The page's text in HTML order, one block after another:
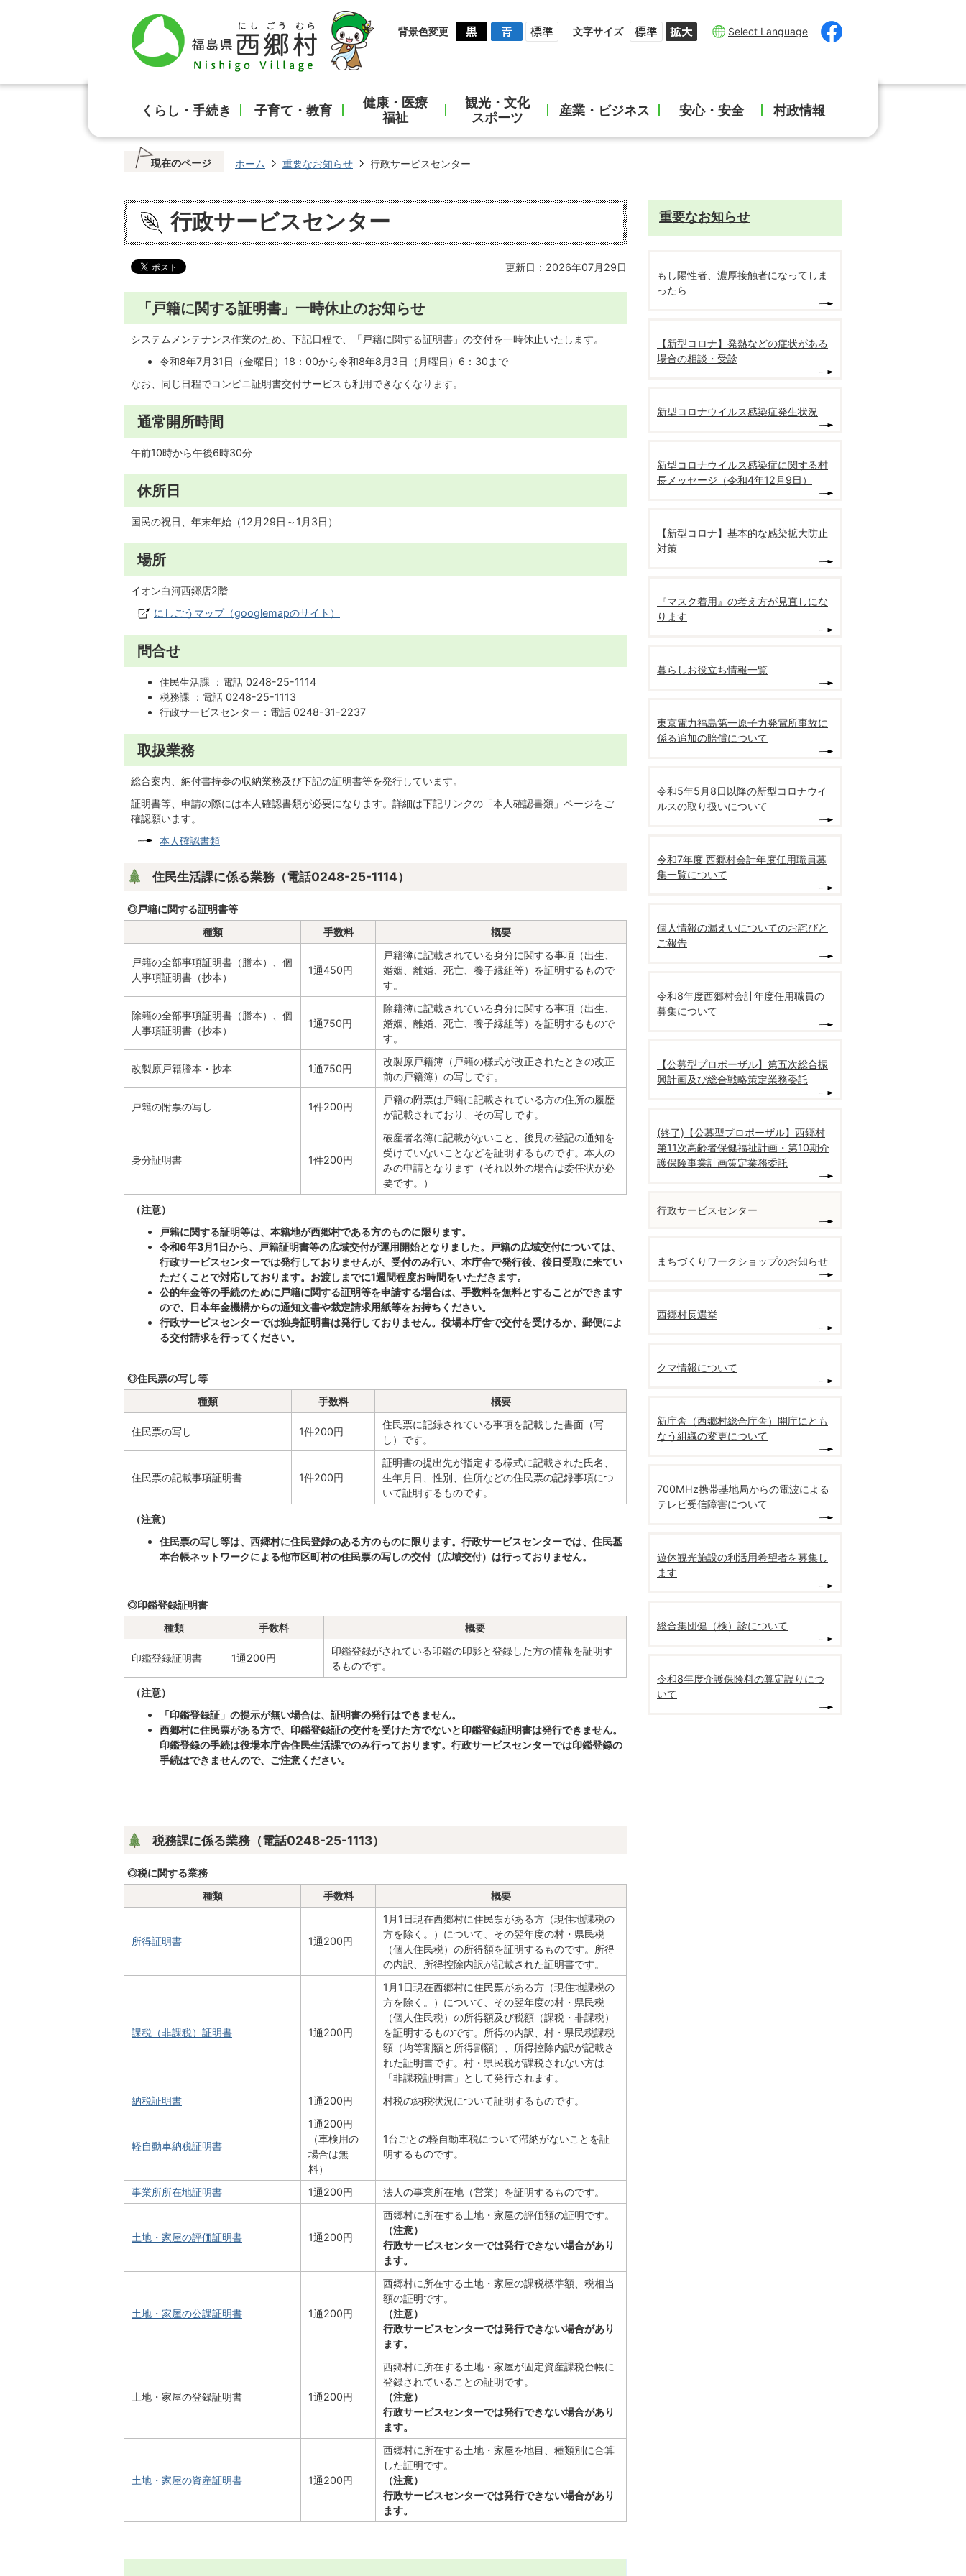
背景色変更 文字サイズ Select Language
くらし・手続き 子育て・教育
健康・医療
福祉
観光・文化
スポーツ
産業・ビジネス 安心・安全 村政情報
現在のページ ホーム 重要なお知らせ 行政サービスセンター
行政サービスセンター
更新日：2026年07月29日
「戸籍に関する証明書」一時休止のお知らせ
システムメンテナンス作業のため、下記日程で、「戸籍に関する証明書」の交付を一時休止いたします。
令和8年7月31日（金曜日）18：00から令和8年8月3日（月曜日）6：30まで
なお、同じ日程でコンビニ証明書交付サービスも利用できなくなります。
通常開所時間
午前10時から午後6時30分
休所日
国民の祝日、年末年始（12月29日～1月3日）
場所
イオン白河西郷店2階
にしごうマップ（googlemapのサイト）
問合せ
住民生活課 ：電話 0248-25-1114
税務課 ：電話 0248-25-1113
行政サービスセンター：電話 0248-31-2237
取扱業務
総合案内、納付書持参の収納業務及び下記の証明書等を発行しています。
証明書等、申請の際には本人確認書類が必要になります。詳細は下記リンクの「本人確認書類」ページをご
確認願います。
本人確認書類
住民生活課に係る業務（電話0248-25-1114）
◎戸籍に関する証明書等
種類
手数料 概要
戸籍の全部事項証明書（謄本）、個
人事項証明書（抄本）
1通450円
戸籍簿に記載されている身分に関する事項（出生、
婚姻、離婚、死亡、養子縁組等）を証明するもので
す。
除籍の全部事項証明書（謄本）、個
人事項証明書（抄本）
1通750円
除籍簿に記載されている身分に関する事項（出生、
婚姻、離婚、死亡、養子縁組等）を証明するもので
す。
改製原戸籍謄本・抄本 1通750円
改製原戸籍簿（戸籍の様式が改正されたときの改正
前の戸籍簿）の写しです。
戸籍の附票の写し 1件200円
戸籍の附票は戸籍に記載されている方の住所の履歴
が記載されており、その写しです。
身分証明書 1件200円
破産者名簿に記載がないこと、後見の登記の通知を
受けていないことなどを証明するものです。本人の
みの申請となります（それ以外の場合は委任状が必
要です。）
（注意）
戸籍に関する証明等は、本籍地が西郷村である方のものに限ります。
令和6年3月1日から、戸籍証明書等の広域交付が運用開始となりました。戸籍の広域交付については、
行政サービスセンターでは発行しておりませんが、受付のみ行い、本庁舎で発行後、後日受取に来てい
ただくことで対応しております。お渡しまでに1週間程度お時間をいただきます。
公的年金等の手続のために戸籍に関する証明等を申請する場合は、手数料を無料とすることができます
ので、日本年金機構からの通知文書や裁定請求用紙等をお持ちください。
行政サービスセンターでは独身証明書は発行しておりません。役場本庁舎で交付を受けるか、郵便によ
る交付請求を行ってください。
◎住民票の写し等
種類
手数料 概要
住民票の写し 1件200円
住民票に記録されている事項を記載した書面（写
し）です。
住民票の記載事項証明書 1件200円
証明書の提出先が指定する様式に記載された氏名、
生年月日、性別、住所などの住民票の記録事項につ
いて証明するものです。
（注意）
住民票の写し等は、西郷村に住民登録のある方のものに限ります。行政サービスセンターでは、住民基
本台帳ネットワークによる他市区町村の住民票の写しの交付（広域交付）は行っておりません。
◎印鑑登録証明書
種類
手数料 概要
印鑑登録証明書 1通200円
印鑑登録がされている印鑑の印影と登録した方の情報を証明す
るものです。
（注意）
「印鑑登録証」の提示が無い場合は、証明書の発行はできません。
西郷村に住民票がある方で、印鑑登録証の交付を受けた方でないと印鑑登録証明書は発行できません。
印鑑登録の手続は役場本庁舎住民生活課でのみ行っております。行政サービスセンターでは印鑑登録の
手続はできませんので、ご注意ください。
税務課に係る業務（電話0248-25-1113）
◎税に関する業務
種類
手数料 概要
所得証明書 1通200円
1月1日現在西郷村に住民票がある方（現住地課税の
方を除く。）について、その翌年度の村・県民税
（個人住民税）の所得額を証明するものです。所得
の内訳、所得控除内訳が記載された証明書です。
課税（非課税）証明書 1通200円
1月1日現在西郷村に住民票がある方（現住地課税の
方を除く。）について、その翌年度の村・県民税
（個人住民税）の所得額及び税額（課税・非課税）
を証明するものです。所得の内訳、村・県民税課税
額（均等割額と所得割額）、所得控除内訳が記載さ
れた証明書です。村・県民税が課税されない方は
「非課税証明書」として発行されます。
納税証明書
1通200円 村税の納税状況について証明するものです。
軽自動車納税証明書
1通200円
（車検用の
場合は無
料）
1台ごとの軽自動車税について滞納がないことを証
明するものです。
事業所所在地証明書 1通200円 法人の事業所在地（営業）を証明するものです。
土地・家屋の評価証明書 1通200円
西郷村に所在する土地・家屋の評価額の証明です。
（注意）
行政サービスセンターでは発行できない場合があり
ます。
土地・家屋の公課証明書 1通200円
西郷村に所在する土地・家屋の課税標準額、税相当
額の証明です。
（注意）
行政サービスセンターでは発行できない場合があり
ます。
土地・家屋の登録証明書 1通200円
西郷村に所在する土地・家屋が固定資産課税台帳に
登録されていることの証明です。
（注意）
行政サービスセンターでは発行できない場合があり
ます。
土地・家屋の資産証明書 1通200円
西郷村に所在する土地・家屋を地目、種類別に合算
した証明です。
（注意）
行政サービスセンターでは発行できない場合があり
ます。
重要なお知らせ
もし陽性者、濃厚接触者になってしま
ったら
【新型コロナ】発熱などの症状がある
場合の相談・受診
新型コロナウイルス感染症発生状況
新型コロナウイルス感染症に関する村
長メッセージ（令和4年12月9日）
【新型コロナ】基本的な感染拡大防止
対策
『マスク着用』の考え方が見直しにな
ります
暮らしお役立ち情報一覧
東京電力福島第一原子力発電所事故に
係る追加の賠償について
令和5年5月8日以降の新型コロナウイ
ルスの取り扱いについて
令和7年度 西郷村会計年度任用職員募
集一覧について
個人情報の漏えいについてのお詫びと
ご報告
令和8年度西郷村会計年度任用職員の
募集について
【公募型プロポーザル】第五次総合振
興計画及び総合戦略策定業務委託
(終了)【公募型プロポーザル】西郷村
第11次高齢者保健福祉計画・第10期介
護保険事業計画策定業務委託
行政サービスセンター
まちづくりワークショップのお知らせ
西郷村長選挙
クマ情報について
新庁舎（西郷村総合庁舎）開庁にとも
なう組織の変更について
700MHz携帯基地局からの電波による
テレビ受信障害について
遊休観光施設の利活用希望者を募集し
ます
総合集団健（検）診について
令和8年度介護保険料の算定誤りにつ
いて